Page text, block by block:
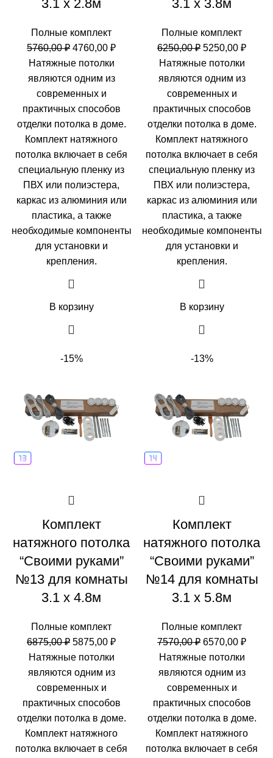
3.1 х 2.8м
Полные комплект
5760,00₽ Первоначальная
цена
составляла
5760,00 ₽.
4760,00 ₽Текущая
4760,00 ₽.
Натяжные потолки
являются одним из
современных и
практичных способов
отделки потолка в доме.
Комплект натяжного
потолка включает в себя
специальную пленку из
ПВХ или полиэстера,
каркас из алюминия или
пластика, а также
необходимые компоненты
для установки и
крепления.
В корзину
3.1 х 3.8м
Полные комплект
6250,00₽
цена
составляла
6250,00 ₽.
5250,00 ₽
Натяжные потолки
являются одним из
современных и
практичных способов
отделки потолка в доме.
Комплект натяжного
потолка включает в себя
специальную пленку из
ПВХ или полиэстера,
каркас из алюминия или
пластика, а также
необходимые компоненты
для установки и
крепления.
В корзину
-15%
Комплект
натяжного потолка
“Своими руками”
№13 для комнаты
3.1 х 4.8м
Полные комплект
6875,00₽ Первоначальная
цена
составляла
6875,00 ₽.
5875,00 ₽Текущая
5875,00 ₽.
Натяжные потолки
являются одним из
современных и
практичных способов
отделки потолка в доме.
Комплект натяжного
потолка включает в себя
-13%
Комплект
натяжного потолка
“Своими руками”
№14 для комнаты
3.1 х 5.8м
Полные комплект
7570,00₽
цена
составляла
7570,00 ₽.
6570,00 ₽
Натяжные потолки
являются одним из
современных и
практичных способов
отделки потолка в доме.
Комплект натяжного
потолка включает в себя